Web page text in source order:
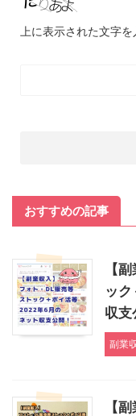
上に表示された文字を
おすすめの記事
【
ッ
収支
副業
【